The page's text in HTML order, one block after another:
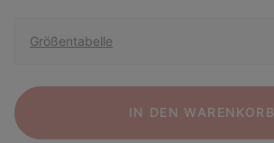
Größentabelle
IN DEN WARENKORB